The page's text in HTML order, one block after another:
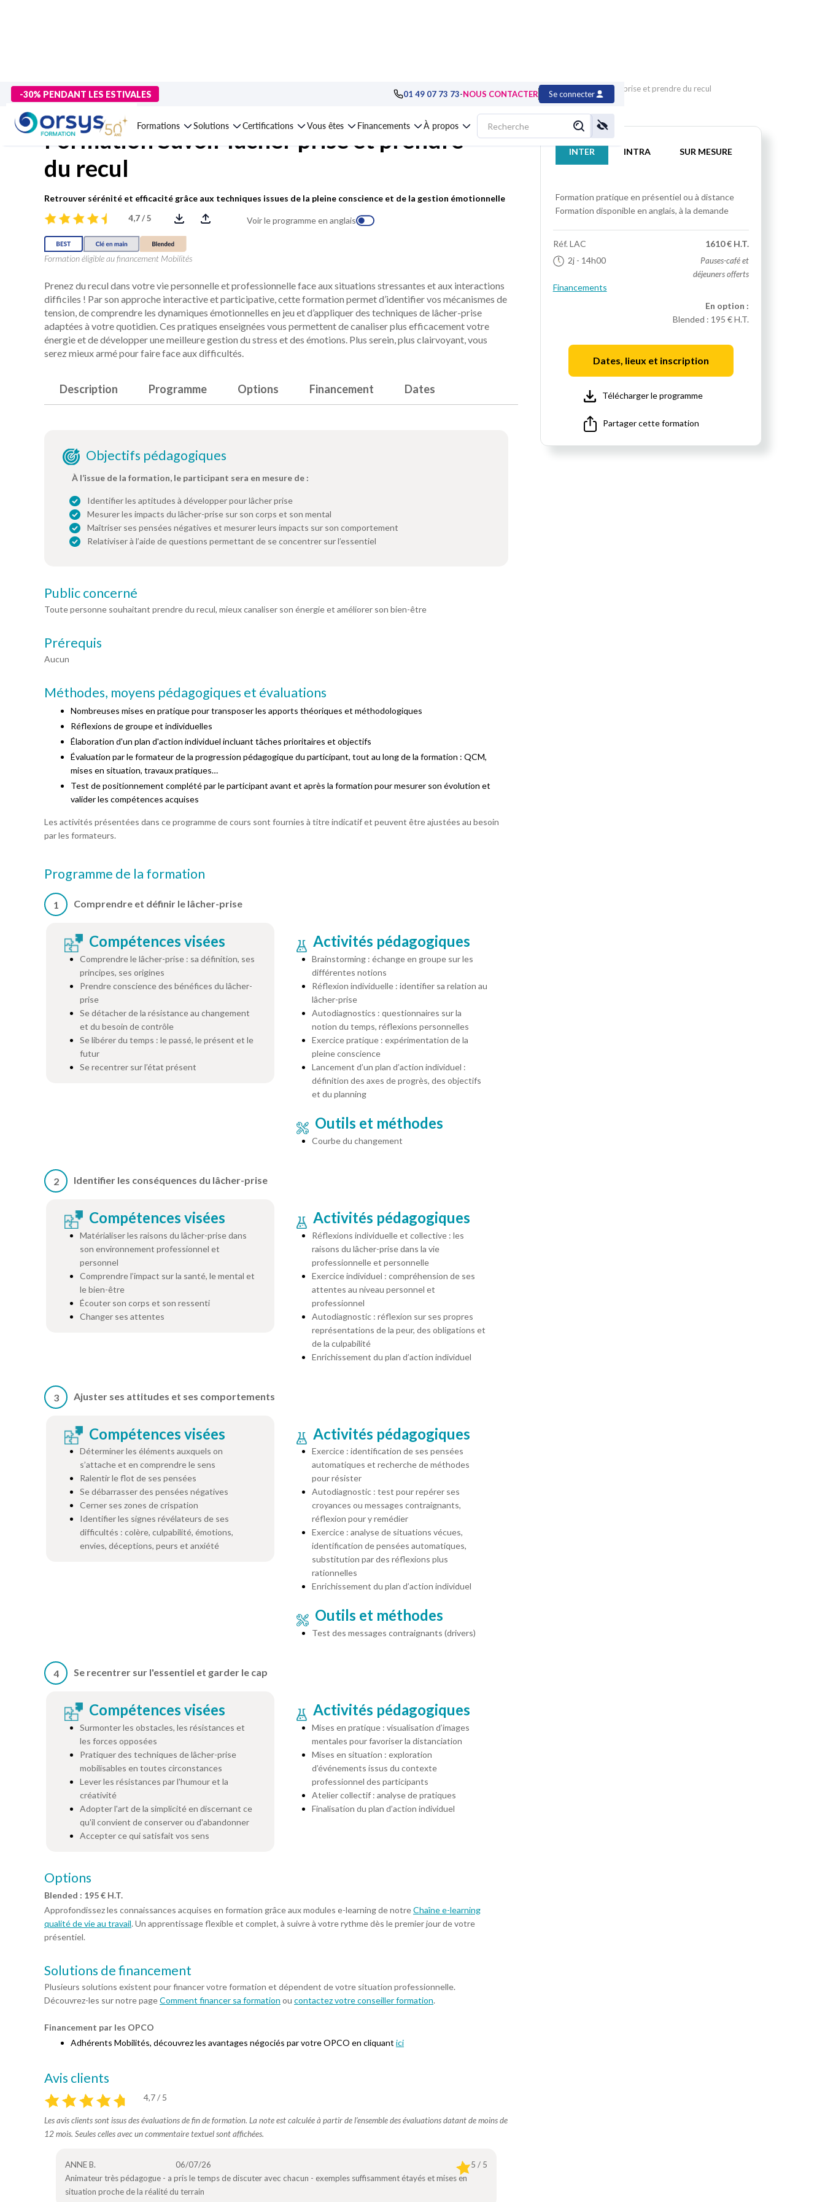
-30% PENDANT LES ESTIVALES 01 49 07 73 73-NOUS CONTACTER Se connecter
Formations Solutions Certifications Vous êtes Financements À propos
> Formations>Management - Développement personnel Assertivité, gestion du stress et des émotions Formation Savoir lâcher prise et prendre du recul
Formation Savoir lâcher prise et prendre
du recul
Retrouver sérénité et efficacité grâce aux techniques issues de la pleine conscience et de la gestion émotionnelle
4,7 / 5 Voir le programme en anglais
Formation éligible au financement Mobilités
INTER INTRA SUR MESURE
Formation pratique en présentiel ou à distance
Formation disponible en anglais, à la demande
Réf. LAC
2j - 14h00
1610 € H.T.
Pauses-café et
déjeuners offerts
Financements
En option :
Blended : 195 € H.T.
Dates, lieux et inscription
Télécharger le programme
Partager cette formation
Prenez du recul dans votre vie personnelle et professionnelle face aux situations stressantes et aux interactions
difficiles ! Par son approche interactive et participative, cette formation permet d’identifier vos mécanismes de
tension, de comprendre les dynamiques émotionnelles en jeu et d’appliquer des techniques de lâcher-prise
adaptées à votre quotidien. Ces pratiques enseignées vous permettent de canaliser plus efficacement votre
énergie et de développer une meilleure gestion du stress et des émotions. Plus serein, plus clairvoyant, vous
serez mieux armé pour faire face aux difficultés.
Description Programme Options Financement Dates
Objectifs pédagogiques
À l’issue de la formation, le participant sera en mesure de :
Identifier les aptitudes à développer pour lâcher prise
Mesurer les impacts du lâcher-prise sur son corps et son mental
Maîtriser ses pensées négatives et mesurer leurs impacts sur son comportement
Relativiser à l’aide de questions permettant de se concentrer sur l’essentiel
Public concerné
Toute personne souhaitant prendre du recul, mieux canaliser son énergie et améliorer son bien-être
Prérequis
Aucun
Méthodes, moyens pédagogiques et évaluations
Nombreuses mises en pratique pour transposer les apports théoriques et méthodologiques
Réflexions de groupe et individuelles
Élaboration d'un plan d'action individuel incluant tâches prioritaires et objectifs
Évaluation par le formateur de la progression pédagogique du participant, tout au long de la formation : QCM,
mises en situation, travaux pratiques…
Test de positionnement complété par le participant avant et après la formation pour mesurer son évolution et
valider les compétences acquises
Les activités présentées dans ce programme de cours sont fournies à titre indicatif et peuvent être ajustées au besoin
par les formateurs.
Programme de la formation
1 Comprendre et définir le lâcher-prise
Compétences visées
Comprendre le lâcher-prise : sa définition, ses
principes, ses origines
Prendre conscience des bénéfices du lâcher-
prise
Se détacher de la résistance au changement
et du besoin de contrôle
Se libérer du temps : le passé, le présent et le
futur
Se recentrer sur l’état présent
Activités pédagogiques
Brainstorming : échange en groupe sur les
différentes notions
Réflexion individuelle : identifier sa relation au
lâcher-prise
Autodiagnostics : questionnaires sur la
notion du temps, réflexions personnelles
Exercice pratique : expérimentation de la
pleine conscience
Lancement d’un plan d’action individuel :
définition des axes de progrès, des objectifs
et du planning
Outils et méthodes
Courbe du changement
2 Identifier les conséquences du lâcher-prise
Compétences visées
Matérialiser les raisons du lâcher-prise dans
son environnement professionnel et
personnel
Comprendre l’impact sur la santé, le mental et
le bien-être
Écouter son corps et son ressenti
Changer ses attentes
Activités pédagogiques
Réflexions individuelle et collective : les
raisons du lâcher-prise dans la vie
professionnelle et personnelle
Exercice individuel : compréhension de ses
attentes au niveau personnel et
professionnel
Autodiagnostic : réflexion sur ses propres
représentations de la peur, des obligations et
de la culpabilité
Enrichissement du plan d’action individuel
3 Ajuster ses attitudes et ses comportements
Compétences visées
Déterminer les éléments auxquels on
s’attache et en comprendre le sens
Ralentir le flot de ses pensées
Se débarrasser des pensées négatives
Cerner ses zones de crispation
Identifier les signes révélateurs de ses
difficultés : colère, culpabilité, émotions,
envies, déceptions, peurs et anxiété
Activités pédagogiques
Exercice : identification de ses pensées
automatiques et recherche de méthodes
pour résister
Autodiagnostic : test pour repérer ses
croyances ou messages contraignants,
réflexion pour y remédier
Exercice : analyse de situations vécues,
identification de pensées automatiques,
substitution par des réflexions plus
rationnelles
Enrichissement du plan d’action individuel
Outils et méthodes
Test des messages contraignants (drivers)
4 Se recentrer sur l'essentiel et garder le cap
Compétences visées
Surmonter les obstacles, les résistances et
les forces opposées
Pratiquer des techniques de lâcher-prise
mobilisables en toutes circonstances
Lever les résistances par l'humour et la
créativité
Adopter l'art de la simplicité en discernant ce
qu'il convient de conserver ou d'abandonner
Accepter ce qui satisfait vos sens
Activités pédagogiques
Mises en pratique : visualisation d’images
mentales pour favoriser la distanciation
Mises en situation : exploration
d’événements issus du contexte
professionnel des participants
Atelier collectif : analyse de pratiques
Finalisation du plan d’action individuel
Options
Blended : 195 € H.T.
Approfondissez les connaissances acquises en formation grâce aux modules e-learning de notreChaîne e-learning
qualité de vie au travail. Un apprentissage flexible et complet, à suivre à votre rythme dès le premier jour de votre
présentiel.
Solutions de financement
Plusieurs solutions existent pour financer votre formation et dépendent de votre situation professionnelle.
Découvrez-les sur notre pageComment financer sa formation ou contactez votre conseiller formation.
Financement par les OPCO
Adhérents Mobilités, découvrez les avantages négociés par votre OPCO en cliquant ici
Avis clients
4,7 / 5
Les avis clients sont issus des évaluations de fin de formation. La note est calculée à partir de l’ensemble des évaluations datant de moins de
12 mois. Seules celles avec un commentaire textuel sont affichées.
ANNE B. 06/07/26
5 / 5
Animateur très pédagogue - a pris le temps de discuter avec chacun - exemples suffisamment étayés et mises en
situation proche de la réalité du terrain